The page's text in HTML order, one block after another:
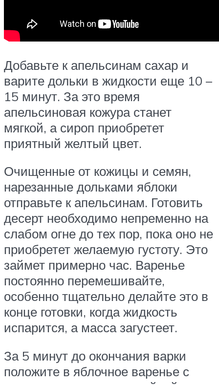
Добавьте к апельсинам сахар и
варите дольки в жидкости еще 10 –
15 минут. За это время
апельсиновая кожура станет
мягкой, а сироп приобретет
приятный желтый цвет.
Очищенные от кожицы и семян,
нарезанные дольками яблоки
отправьте к апельсинам. Готовить
десерт необходимо непременно на
слабом огне до тех пор, пока оно не
приобретет желаемую густоту. Это
займет примерно час. Варенье
постоянно перемешивайте,
особенно тщательно делайте это в
конце готовки, когда жидкость
испарится, а масса загустеет.
За 5 минут до окончания варки
положите в яблочное варенье с